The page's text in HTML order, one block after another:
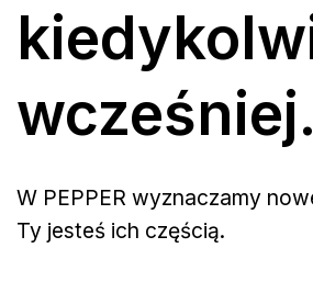
wcześniej.
W PEPPER wyznaczamy
Ty jesteś ich częścią.